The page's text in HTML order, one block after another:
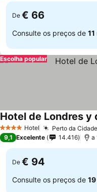
De € 66
Consulte os preços de
Escolha popular
4 EstrelasHotel Perto da
Hotel de Londres y
9,1 Excelente 14.416 a
De € 94
Consulte os preços de